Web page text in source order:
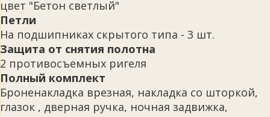
цвет "Бетон светлый"
Петли
На подшипниках скрытого типа - 3 шт.
Защита от снятия полотна
2 противосъемных ригеля
Полный комплект
Броненакладка врезная, накладка со шторкой,
глазок , дверная ручка, ночная задвижка,